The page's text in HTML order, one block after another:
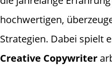
hochwertigen,
Strategien. Dabei spielt
Creative Copywriter